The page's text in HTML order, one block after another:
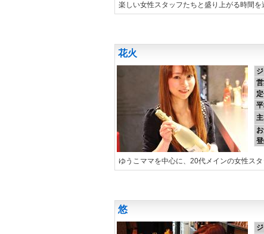
楽しい女性スタッフたちと盛り上がる時間
花火
ゆうこママを中心に、20代メインの女性ス
悠